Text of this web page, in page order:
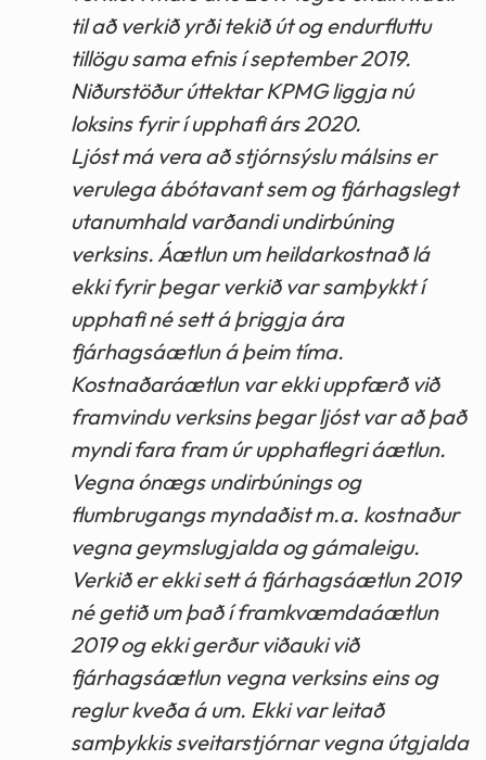
til að verkið yrði tekið út og endurfluttu
tillögu sama efnis í september 2019.
Niðurstöður úttektar KPMG liggja nú
loksins fyrir í upphafi árs 2020.
Ljóst má vera að stjórnsýslu málsins er
verulega ábótavant sem og fjárhagslegt
utanumhald varðandi undirbúning
verksins. Áætlun um heildarkostnað lá
ekki fyrir þegar verkið var samþykkt í
upphafi né sett á þriggja ára
fjárhagsáætlun á þeim tíma.
Kostnaðaráætlun var ekki uppfærð við
framvindu verksins þegar ljóst var að það
myndi fara fram úr upphaflegri áætlun.
Vegna ónægs undirbúnings og
flumbrugangs myndaðist m.a. kostnaður
vegna geymslugjalda og gámaleigu.
Verkið er ekki sett á fjárhagsáætlun 2019
né getið um það í framkvæmdaáætlun
2019 og ekki gerður viðauki við
fjárhagsáætlun vegna verksins eins og
reglur kveða á um. Ekki var leitað
samþykkis sveitarstjórnar vegna útgjalda